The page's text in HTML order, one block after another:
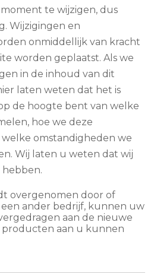
te wijzigen, dus
Wijzigingen en
onmiddellijk van kracht
worden geplaatst. Als we
in de inhoud van dit
laten weten dat het is
de hoogte bent van welke
hoe we deze
omstandigheden we
Wij laten u weten dat wij
hebben.
overgenomen door of
ander bedrijf, kunnen uw
aan de nieuwe
producten aan u kunnen